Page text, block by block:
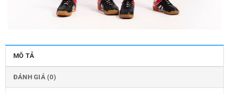
MÔ TẢ
ĐÁNH GIÁ (0)